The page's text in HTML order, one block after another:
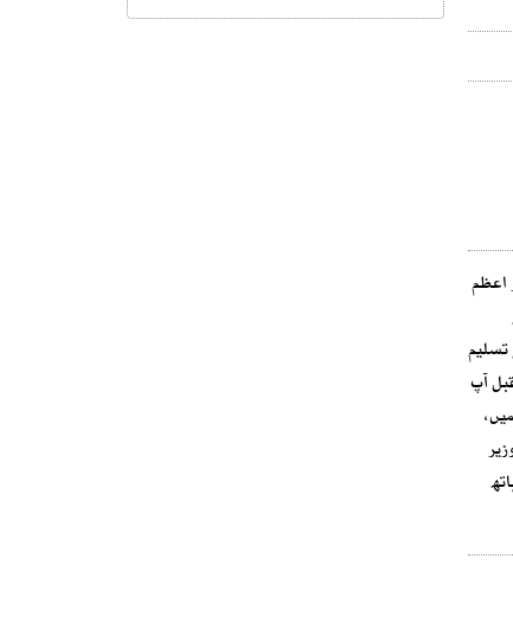
اعظم
تسلیم
آپ